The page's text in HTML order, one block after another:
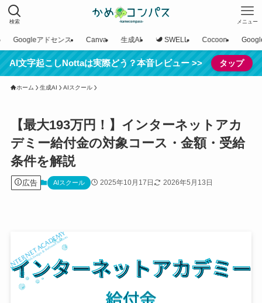
検索 メニュー
Googleアドセンス Canva 生成AI SWELL Cocoon
AI文字起こしNottaは実際どう？本音レビュー >> タップ
ホーム 生成AI AIスクール
【最大193万円！】インターネットアカ
デミー給付金の対象コース・金額・受給
条件を解説
広告 AIスクール 2025年10月17日 2026年5月13日